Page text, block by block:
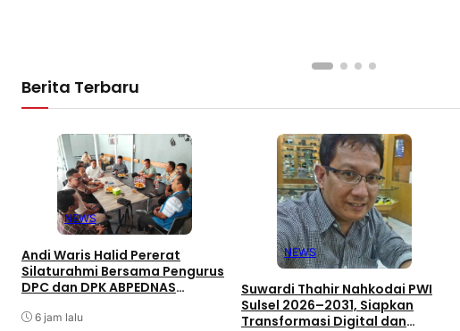
Berita Terbaru
NEWS
Andi Waris Halid Pererat
Silaturahmi Bersama Pengurus
DPC dan DPK ABPEDNAS
6 jam lalu
NEWS
Suwardi Thahir Nahkodai PWI
Sulsel 2026–2031, Siapkan
Transformasi Digital dan